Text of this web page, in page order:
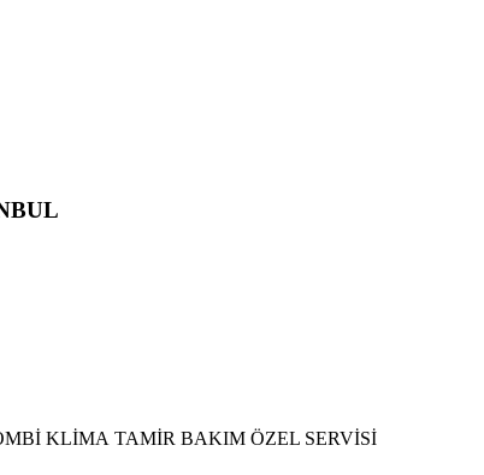
KLİMA TAMİR BAKIM ÖZEL SERVİSİ